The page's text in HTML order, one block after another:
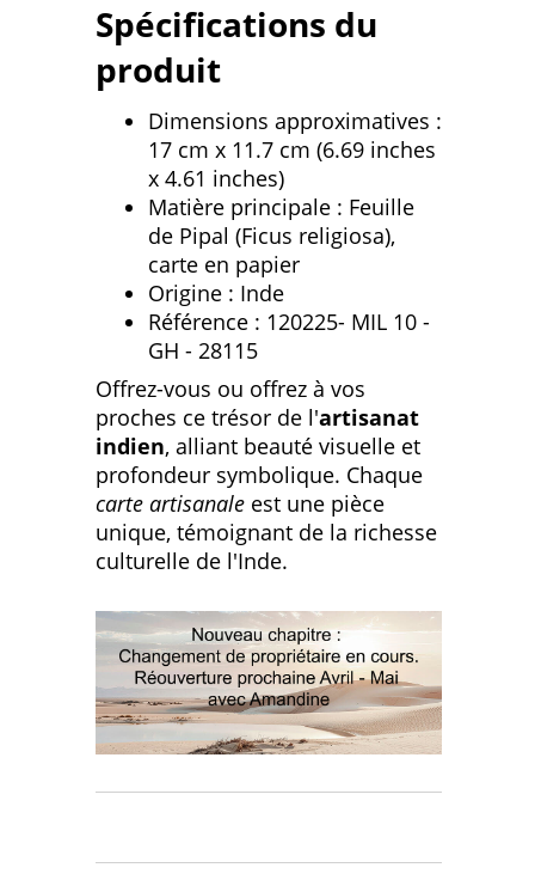
Spécifications du
produit
Dimensions approximatives :
17 cm x 11.7 cm (6.69 inches
x 4.61 inches)
Matière principale : Feuille
de Pipal (Ficus religiosa),
carte en papier
Origine : Inde
Référence : 120225- MIL 10 -
GH - 28115
Offrez-vous ou offrez à vos
proches ce trésor de l'artisanat
indien, alliant beauté visuelle et
profondeur symbolique. Chaque
carte artisanale est une pièce
unique, témoignant de la richesse
culturelle de l'Inde.